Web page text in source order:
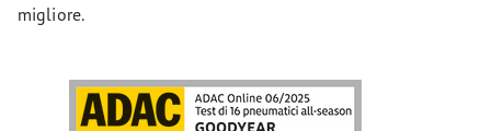
migliore.